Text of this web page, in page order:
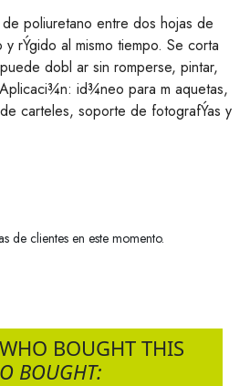
poliuretano entre dos hojas de
rÝgido al mismo tiempo. Se corta
dobl ar sin romperse, pintar,
id¾neo para m aquetas,
carteles, soporte de fotografÝas y
de clientes en este momento.
BOUGHT THIS
BOUGHT: